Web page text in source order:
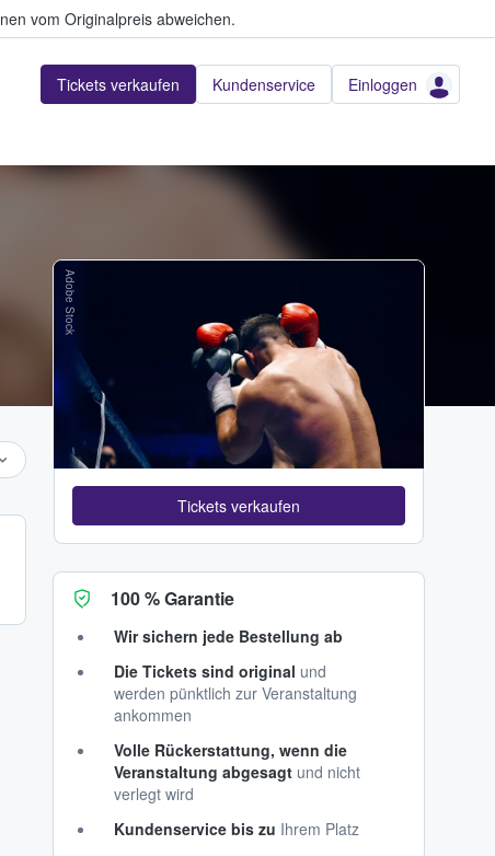
vom Originalpreis abweichen.
Tickets verkaufen Kundenservice Einloggen
Adobe Stock
Tickets verkaufen
100 % Garantie
Wir sichern jede Bestellung ab
Die Tickets sind original und
werden pünktlich zur Veranstaltung
ankommen
Volle Rückerstattung, wenn die
Veranstaltung abgesagt und nicht
verlegt wird
Kundenservice bis zu Ihrem Platz